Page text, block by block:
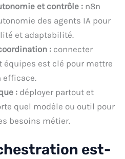
et contrôle : n8n
des agents IA pour
et adaptabilité.
: connecter
équipes est clé pour mettre
efficace.
: déployer partout et
quel modèle ou outil pour
besoins métier.
est-